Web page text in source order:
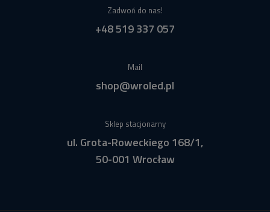
Zadwoń do nas!
+48 519 337 057
Mail
shop@wroled.pl
Sklep stacjonarny
ul. Grota-Roweckiego 168/1,
50-001 Wrocław